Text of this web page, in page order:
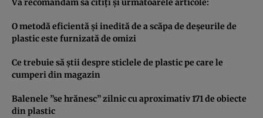
Vă recomandăm să citiţi şi următoarele articole:
O metodă eficientă şi inedită de a scăpa de deşeurile de
plastic este furnizată de omizi
Ce trebuie să ştii despre sticlele de plastic pe care le
cumperi din magazin
Balenele ”se hrănesc” zilnic cu aproximativ 171 de obiecte
din plastic